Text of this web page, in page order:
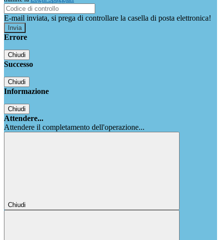
E-mail inviata, si prega di controllare la casella di posta elettronica!
Errore
Chiudi
Successo
Chiudi
Informazione
Chiudi
Attendere...
Attendere il completamento dell'operazione...
Chiudi